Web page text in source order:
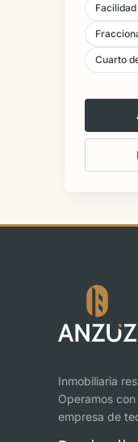
Cuarto
Inmobiliaria
Operamos
empresa de